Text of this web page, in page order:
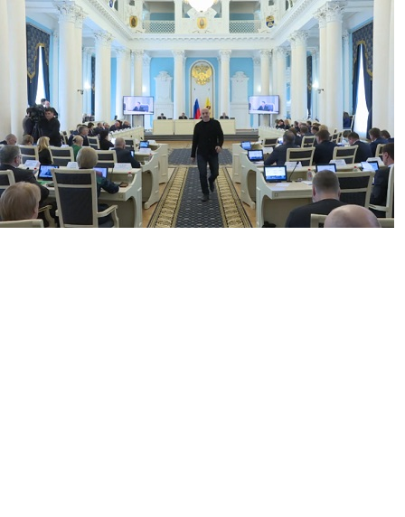
Перейти к основному содержанию